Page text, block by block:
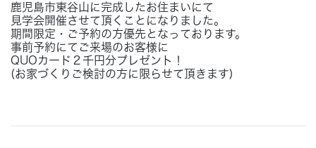
鹿児島市東谷山に完成したお住まいにて
見学会開催させて頂くことになりました。
期間限定・ご予約の方優先となっております。
事前予約にてご来場のお客様に
QUOカード２千円分プレゼント！
(お家づくりご検討の方に限らせて頂きます)